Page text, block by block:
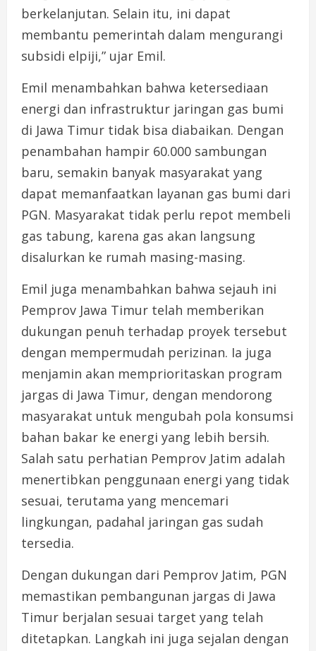
berkelanjutan. Selain itu, ini dapat
membantu pemerintah dalam mengurangi
subsidi elpiji,” ujar Emil.
Emil menambahkan bahwa ketersediaan
energi dan infrastruktur jaringan gas bumi
di Jawa Timur tidak bisa diabaikan. Dengan
penambahan hampir 60.000 sambungan
baru, semakin banyak masyarakat yang
dapat memanfaatkan layanan gas bumi dari
PGN. Masyarakat tidak perlu repot membeli
gas tabung, karena gas akan langsung
disalurkan ke rumah masing-masing.
Emil juga menambahkan bahwa sejauh ini
Pemprov Jawa Timur telah memberikan
dukungan penuh terhadap proyek tersebut
dengan mempermudah perizinan. Ia juga
menjamin akan memprioritaskan program
jargas di Jawa Timur, dengan mendorong
masyarakat untuk mengubah pola konsumsi
bahan bakar ke energi yang lebih bersih.
Salah satu perhatian Pemprov Jatim adalah
menertibkan penggunaan energi yang tidak
sesuai, terutama yang mencemari
lingkungan, padahal jaringan gas sudah
tersedia.
Dengan dukungan dari Pemprov Jatim, PGN
memastikan pembangunan jargas di Jawa
Timur berjalan sesuai target yang telah
ditetapkan. Langkah ini juga sejalan dengan